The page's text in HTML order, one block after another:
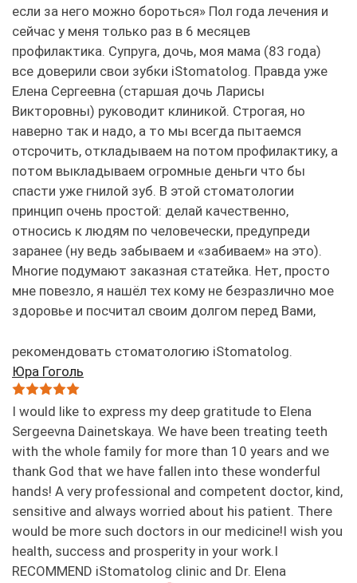
если за него можно бороться» Пол года лечения и
сейчас у меня только раз в 6 месяцев
профилактика. Супруга, дочь, моя мама (83 года)
все доверили свои зубки iStomatolog. Правда уже
Елена Сергеевна (старшая дочь Ларисы
Викторовны) руководит клиникой. Строгая, но
наверно так и надо, а то мы всегда пытаемся
отсрочить, откладываем на потом профилактику, а
потом выкладываем огромные деньги что бы
спасти уже гнилой зуб. В этой стоматологии
принцип очень простой: делай качественно,
относись к людям по человечески, предупреди
заранее (ну ведь забываем и «забиваем» на это).
Многие подумают заказная статейка. Нет, просто
мне повезло, я нашёл тех кому не безразлично мое
здоровье и посчитал своим долгом перед Вами,
рекомендовать стоматологию iStomatolog.
Юра Гоголь
I would like to express my deep gratitude to Elena
Sergeevna Dainetskaya. We have been treating teeth
with the whole family for more than 10 years and we
thank God that we have fallen into these wonderful
hands! A very professional and competent doctor, kind,
sensitive and always worried about his patient. There
would be more such doctors in our medicine!I wish you
health, success and prosperity in your work.I
RECOMMEND iStomatolog clinic and Dr. Elena